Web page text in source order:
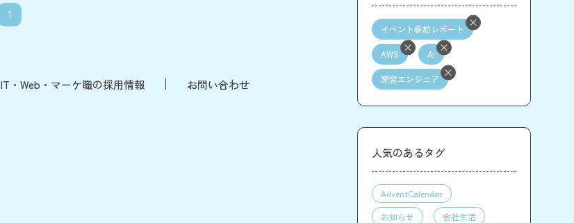
1
IT・Web・マーケ職の採用情報 お問い合わせ
イベント参加レポート
AWS AI
開発エンジニア
人気のあるタグ
AdventCalendar
お知らせ
会社生活